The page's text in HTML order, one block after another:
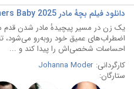
دانلود فیلم بچهٔ مادر Mothers Baby 2025
یک زن در مسیر پیچیدهٔ مادر شدن قدم
اضطراب‌های عمیق خود روبه‌رو می‌شود،
احساسات شخصی‌اش را پیدا کند و ...
کارگردانی: Johanna Moder
ستارگان: